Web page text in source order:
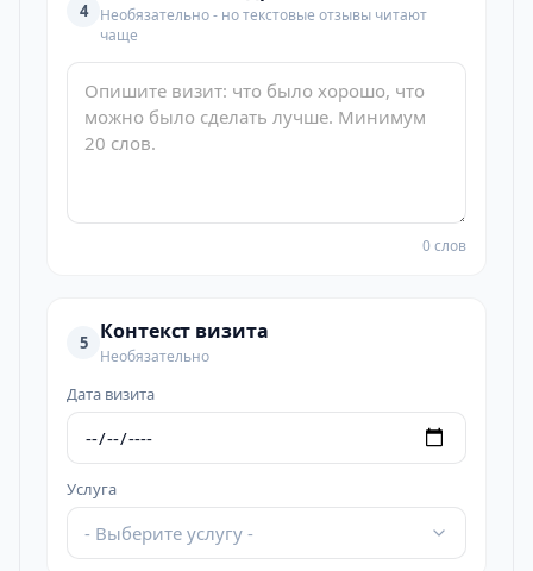
4
Необязательно - но текстовые отзывы читают
чаще
0 слов
5 Контекст визита
Необязательно
Дата визита
Услуга
- Выберите услугу -